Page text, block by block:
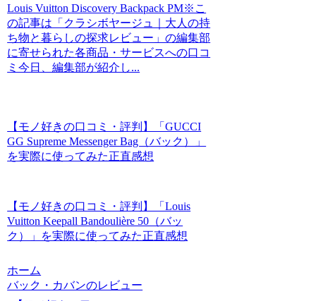
Louis Vuitton Discovery Backpack PM※こ
の記事は「クラシボヤージュ｜大人の持
ち物と暮らしの探求レビュー」の編集部
に寄せられた各商品・サービスへの口コ
ミ今日、編集部が紹介し...
【モノ好きの口コミ・評判】「GUCCI
GG Supreme Messenger Bag（バック）」
を実際に使ってみた正直感想
【モノ好きの口コミ・評判】「Louis
Vuitton Keepall Bandoulière 50（バッ
ク）」を実際に使ってみた正直感想
ホーム
バック・カバンのレビュー